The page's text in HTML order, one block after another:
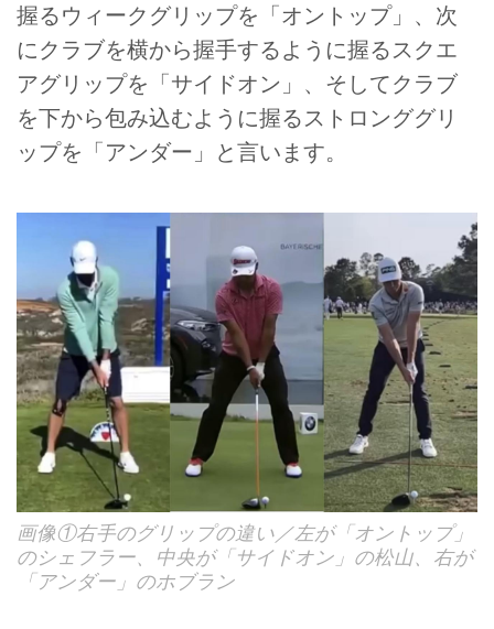
握るウィークグリップを「オントップ」、次
にクラブを横から握手するように握るスクエ
アグリップを「サイドオン」、そしてクラブ
を下から包み込むように握るストロンググリ
ップを「アンダー」と言います。
画像①右手のグリップの違い／左が「オントップ」
のシェフラー、中央が「サイドオン」の松山、右が
「アンダー」のホブラン